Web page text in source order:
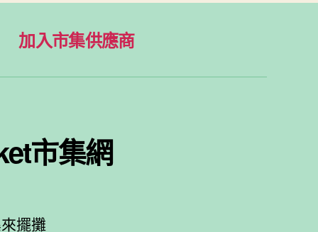
加入市集供應商
市集網
擺攤